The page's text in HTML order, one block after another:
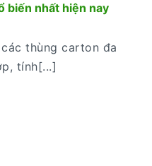
biến nhất hiện nay
thùng carton đa
tính[...]